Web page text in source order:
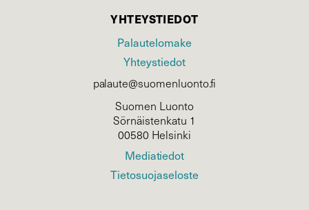
YHTEYSTIEDOT
Palautelomake
Yhteystiedot
palaute@suomenluonto.fi
Suomen Luonto
Sörnäistenkatu 1
00580 Helsinki
Mediatiedot
Tietosuojaseloste